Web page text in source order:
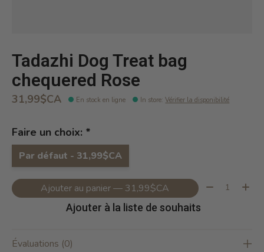
Tadazhi Dog Treat bag
chequered Rose
31,99$CA En stock en ligne In store:Vérifier la disponibilité
Faire un choix: *
Par défaut - 31,99$CA
Ajouter au panier — 31,99$CA Quantité:
Ajouter à la liste de souhaits
Évaluations (0)